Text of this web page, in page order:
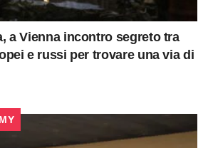
a Vienna incontro segreto tra
e russi per trovare una via di